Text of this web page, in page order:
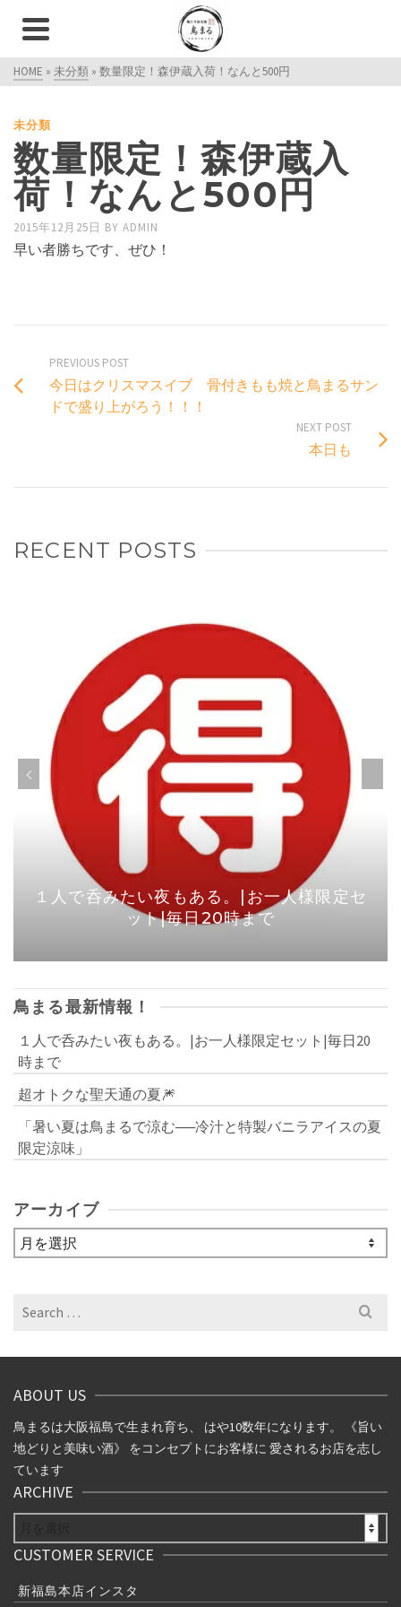
HOME » 未分類 » 数量限定！森伊蔵入荷！なんと500円
未分類
数量限定！森伊蔵入
荷！なんと500円
2015年12月25日 BY ADMIN
早い者勝ちです、ぜひ！
PREVIOUS POST
今日はクリスマスイブ 骨付きもも焼と鳥まるサン
ドで盛り上がろう！！！
NEXT POST
本日も
RECENT POSTS
１人で呑みたい夜もある。|お一人様限定セ
ット|毎日20時まで
鳥まる最新情報！
１人で呑みたい夜もある。|お一人様限定セット|毎日20
時まで
超オトクな聖天通の夏🎆
「暑い夏は鳥まるで涼む──冷汁と特製バニラアイスの夏
限定涼味」
アーカイブ
ア
ー
Search
ABOUT US
鳥まるは大阪福島で生まれ育ち、 はや10数年になります。 《旨い
地どりと美味い酒》 をコンセプトにお客様に 愛されるお店を志し
ています
ARCHIVE
CUSTOMER SERVICE
新福島本店インスタ